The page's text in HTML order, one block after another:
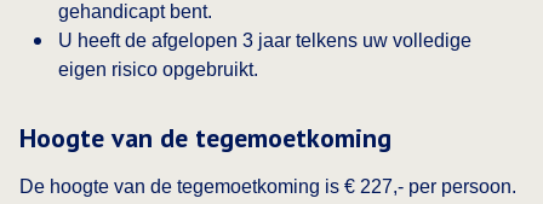
gehandicapt bent.
U heeft de afgelopen 3 jaar telkens uw volledige
eigen risico opgebruikt.
Hoogte van de tegemoetkoming
De hoogte van de tegemoetkoming is € 227,- per persoon.